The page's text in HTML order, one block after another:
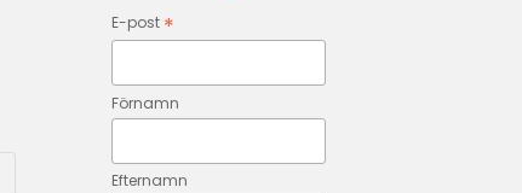
E-post *
Förnamn
Efternamn